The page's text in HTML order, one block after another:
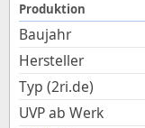
Produktion
Baujahr
Hersteller
Typ (2ri.de)
UVP ab Werk